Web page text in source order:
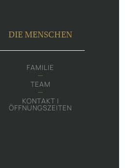
DIE MENSCHEN
FAMILIE
TEAM
KONTAKT |
ÖFFNUNGSZEITEN